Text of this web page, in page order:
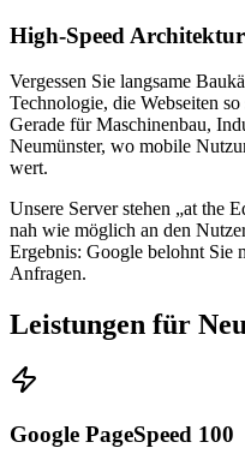
High-Speed
Vergessen Sie langsame
Technologie, die Webseiten
Gerade für Maschinenbau,
Neumünster, wo mobile
wert.
Unsere Server stehen „at the
nah wie möglich an den
Ergebnis: Google belohnt Sie
Anfragen.
Leistungen für
Google PageSpeed 100